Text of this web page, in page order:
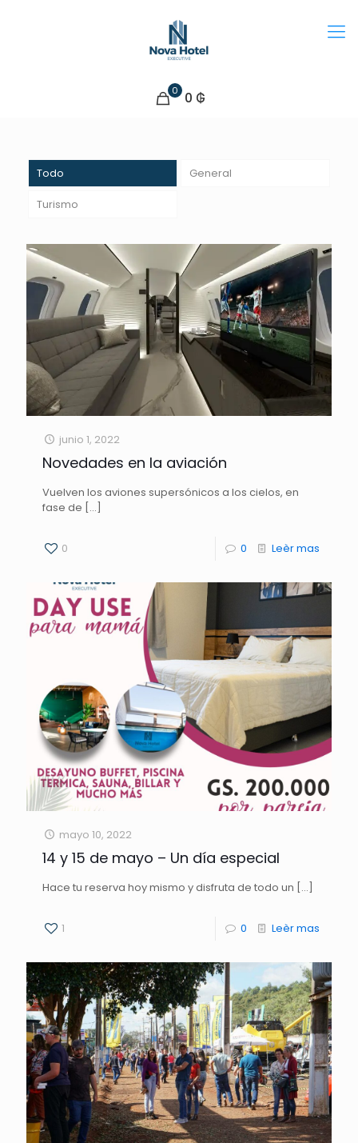
0 0 ₲
Todo General
Turismo
junio 1, 2022
Novedades en la aviación
Vuelven los aviones supersónicos a los cielos, en
fase de […]
0 0 Leèr mas
mayo 10, 2022
14 y 15 de mayo – Un día especial
Hace tu reserva hoy mismo y disfruta de todo un […]
1 0 Leèr mas